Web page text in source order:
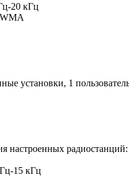
20 кГц
установки, 1
настроенных
15 кГц